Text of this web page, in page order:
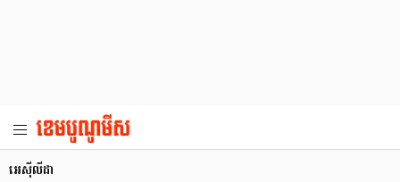
អេស៊ីលីដា